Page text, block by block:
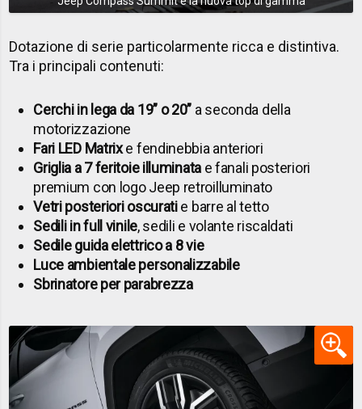
Dotazione di serie particolarmente ricca e distintiva.
Tra i principali contenuti:
Cerchi in lega da 19” o 20” a seconda della
motorizzazione
Fari LED Matrixe fendinebbia anteriori
Griglia a 7 feritoie illuminatae fanali posteriori
premium con logo Jeep retroilluminato
Vetri posteriori oscuratie barre al tetto
Sedili in full vinile, sedili e volante riscaldati
Sedile guida elettrico a 8 vie
Luce ambientale personalizzabile
Sbrinatore per parabrezza